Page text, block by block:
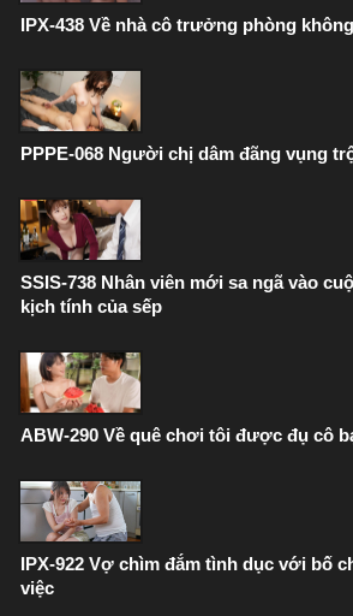
IPX-438 Về nhà cô trưởng phòng
PPPE-068 Người chị dâm đãng vụng
SSIS-738 Nhân viên mới sa ngã vào
kịch tính của sếp
ABW-290 Về quê chơi tôi được đụ cô
IPX-922 Vợ chìm đắm tình dục với bố
việc